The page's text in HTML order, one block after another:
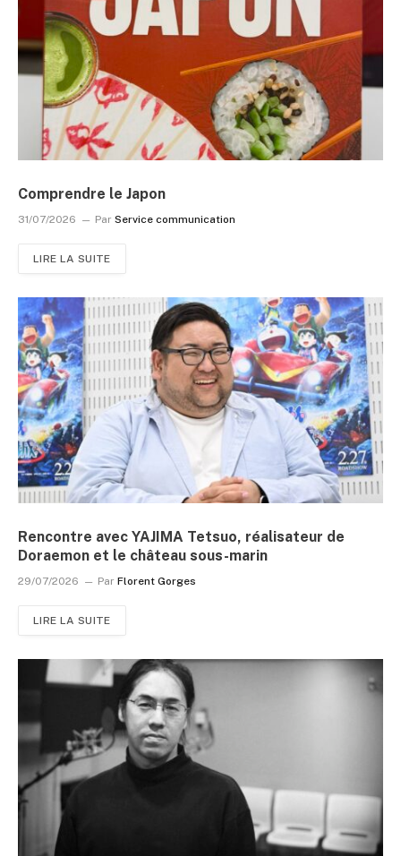
Comprendre le Japon
31/07/2026 Par Service communication
LIRE LA SUITE
Rencontre avec YAJIMA Tetsuo, réalisateur de
Doraemon et le château sous-marin
29/07/2026 Par Florent Gorges
LIRE LA SUITE